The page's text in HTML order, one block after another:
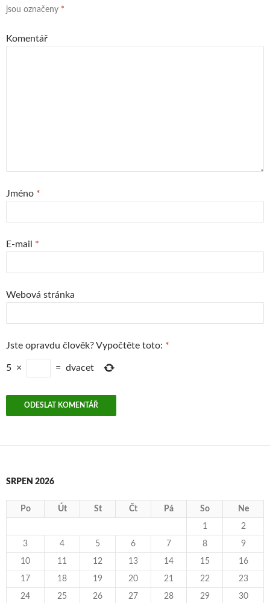
jsou označeny *
Komentář
Jméno *
E-mail *
Webová stránka
Jste opravdu člověk? Vypočtěte toto: *
5 × = dvacet
SRPEN 2026
Po Út St Čt Pá So Ne
1 2
3 4 5 6 7 8 9
10 11 12 13 14 15 16
17 18 19 20 21 22 23
24 25 26 27 28 29 30